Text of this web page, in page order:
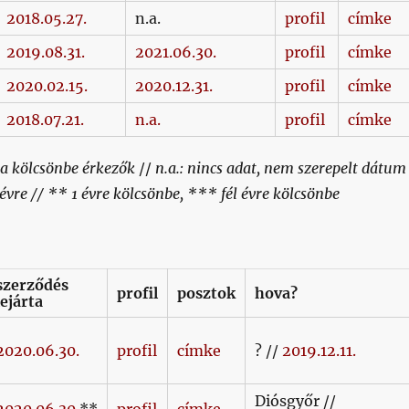
2018.05.27. n.a. profil
címke
2019.08.31.
2021.06.30. profil
címke
2020.02.15.
2020.12.31. profil
címke
2018.07.21.
n.a. profil címke
kölcsönbe érkezők // n.a.: nincs adat, nem szerepelt dátum
// ** 1 évre kölcsönbe, *** fél évre kölcsönbe
profil posztok hova?
profil címke ? //2019.12.11.
Diósgyőr //